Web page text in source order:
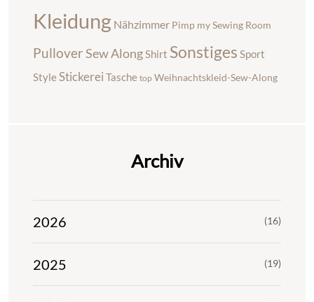
Kleidung Nähzimmer Pimp my Sewing Room
PulloverSew AlongShirt Sonstiges Sport
StyleStickerei Tasche top Weihnachtskleid-Sew-Along
Archiv
2026 (16)
2025 (19)